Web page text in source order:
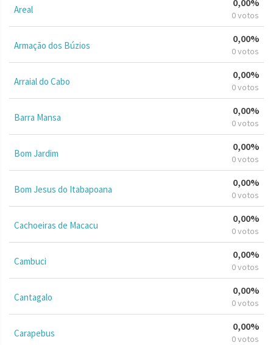
Areal 0 votos
Armação dos Búzios
0,00%
0 votos
Arraial do Cabo
0,00%
0 votos
Barra Mansa
0,00%
0 votos
Bom Jardim
0,00%
0 votos
Bom Jesus do Itabapoana
0,00%
0 votos
Cachoeiras de Macacu
0,00%
0 votos
Cambuci
0,00%
0 votos
Cantagalo
0,00%
0 votos
Carapebus
0,00%
0 votos